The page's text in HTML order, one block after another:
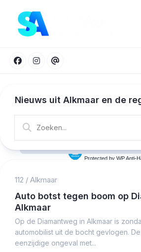
content
Nieuws uit Alkmaar en de
112 / Alkmaar
Auto botst tegen boom op
Alkmaar
Op de Diamantweg in Alkmaar is
automobilist uit de bocht gevlogen.
eenzijdige ongeval met...
Protected by WP Anti-